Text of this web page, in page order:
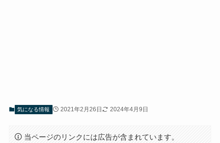
気になる情報 2021年2月26日 2024年4月9日
当ページのリンクには広告が含まれています。